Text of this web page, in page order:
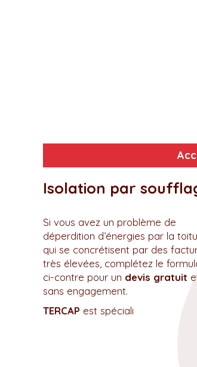
Isolation par
Si vous avez un problème de
déperdition d’énergies par la
qui se concrétisent par des
très élevées, complétez le
ci-contre pour un devis gratuit
sans engagement.
TERCAP est spéciali